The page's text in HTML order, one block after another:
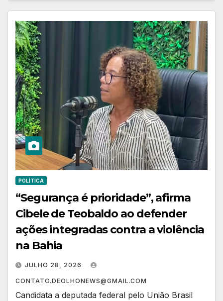
POLÍTICA
“Segurança é prioridade”, afirma
Cibele de Teobaldo ao defender
ações integradas contra a violência
na Bahia
JULHO 28, 2026
CONTATO.DEOLHONEWS@GMAIL.COM
Candidata a deputada federal pelo União Brasil